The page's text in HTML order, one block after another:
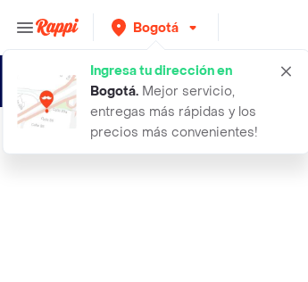
Bogotá
Ingresa tu dirección en
Bogotá. Mejor servicio,
entregas más rápidas y los
precios más convenientes!
accesorios eon tobillera aguamarina